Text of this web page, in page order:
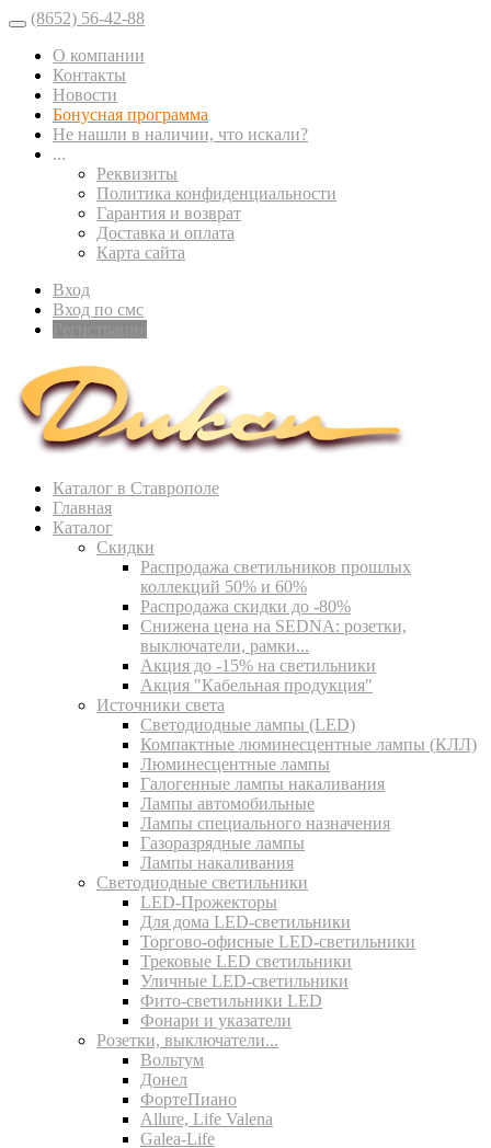
(8652) 56-42-88
О компании
Контакты
Новости
Бонусная программа
Не нашли в наличии, что искали?
...
Реквизиты
Политика конфиденциальности
Гарантия и возврат
Доставка и оплата
Карта сайта
Вход
Вход по смс
Каталог в Ставрополе
Главная
Каталог
Скидки
Распродажа светильников прошлых
коллекций 50% и 60%
Распродажа скидки до -80%
Cнижена цена на SEDNA: розетки,
выключатели, рамки...
Акция до -15% на светильники
Акция "Кабельная продукция"
Источники света
Светодиодные лампы (LED)
Компактные люминесцентные лампы (КЛЛ)
Люминесцентные лампы
Галогенные лампы накаливания
Лампы автомобильные
Лампы специального назначения
Газоразрядные лампы
Лампы накаливания
Светодиодные светильники
LED-Прожекторы
Для дома LED-светильники
Торгово-офисные LED-светильники
Трековые LED светильники
Уличные LED-светильники
Фито-светильники LED
Фонари и указатели
Розетки, выключатели...
Вольтум
Донел
ФортеПиано
Allure, Life Valena
Galea-Life